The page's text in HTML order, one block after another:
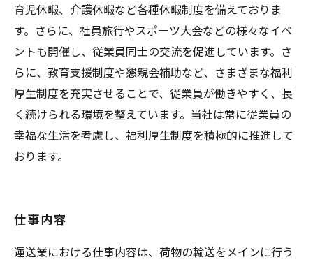
育児休暇、介護休暇など各種休暇制度を備えておりま
す。さらに、社員旅行やスポーツ大会などの様々なイベ
ントも開催し、従業員同士の交流を促進しています。さ
らに、教育支援制度や懇親会補助など、さまざまな福利
厚生制度を充実させることで、従業員が働きやすく、長
く続けられる環境を整えています。当社は常に従業員の
幸福な生活を考慮し、福利厚生制度を積極的に推進して
おります。
仕事内容
運送業における仕事内容は、荷物の輸送をメインに行う